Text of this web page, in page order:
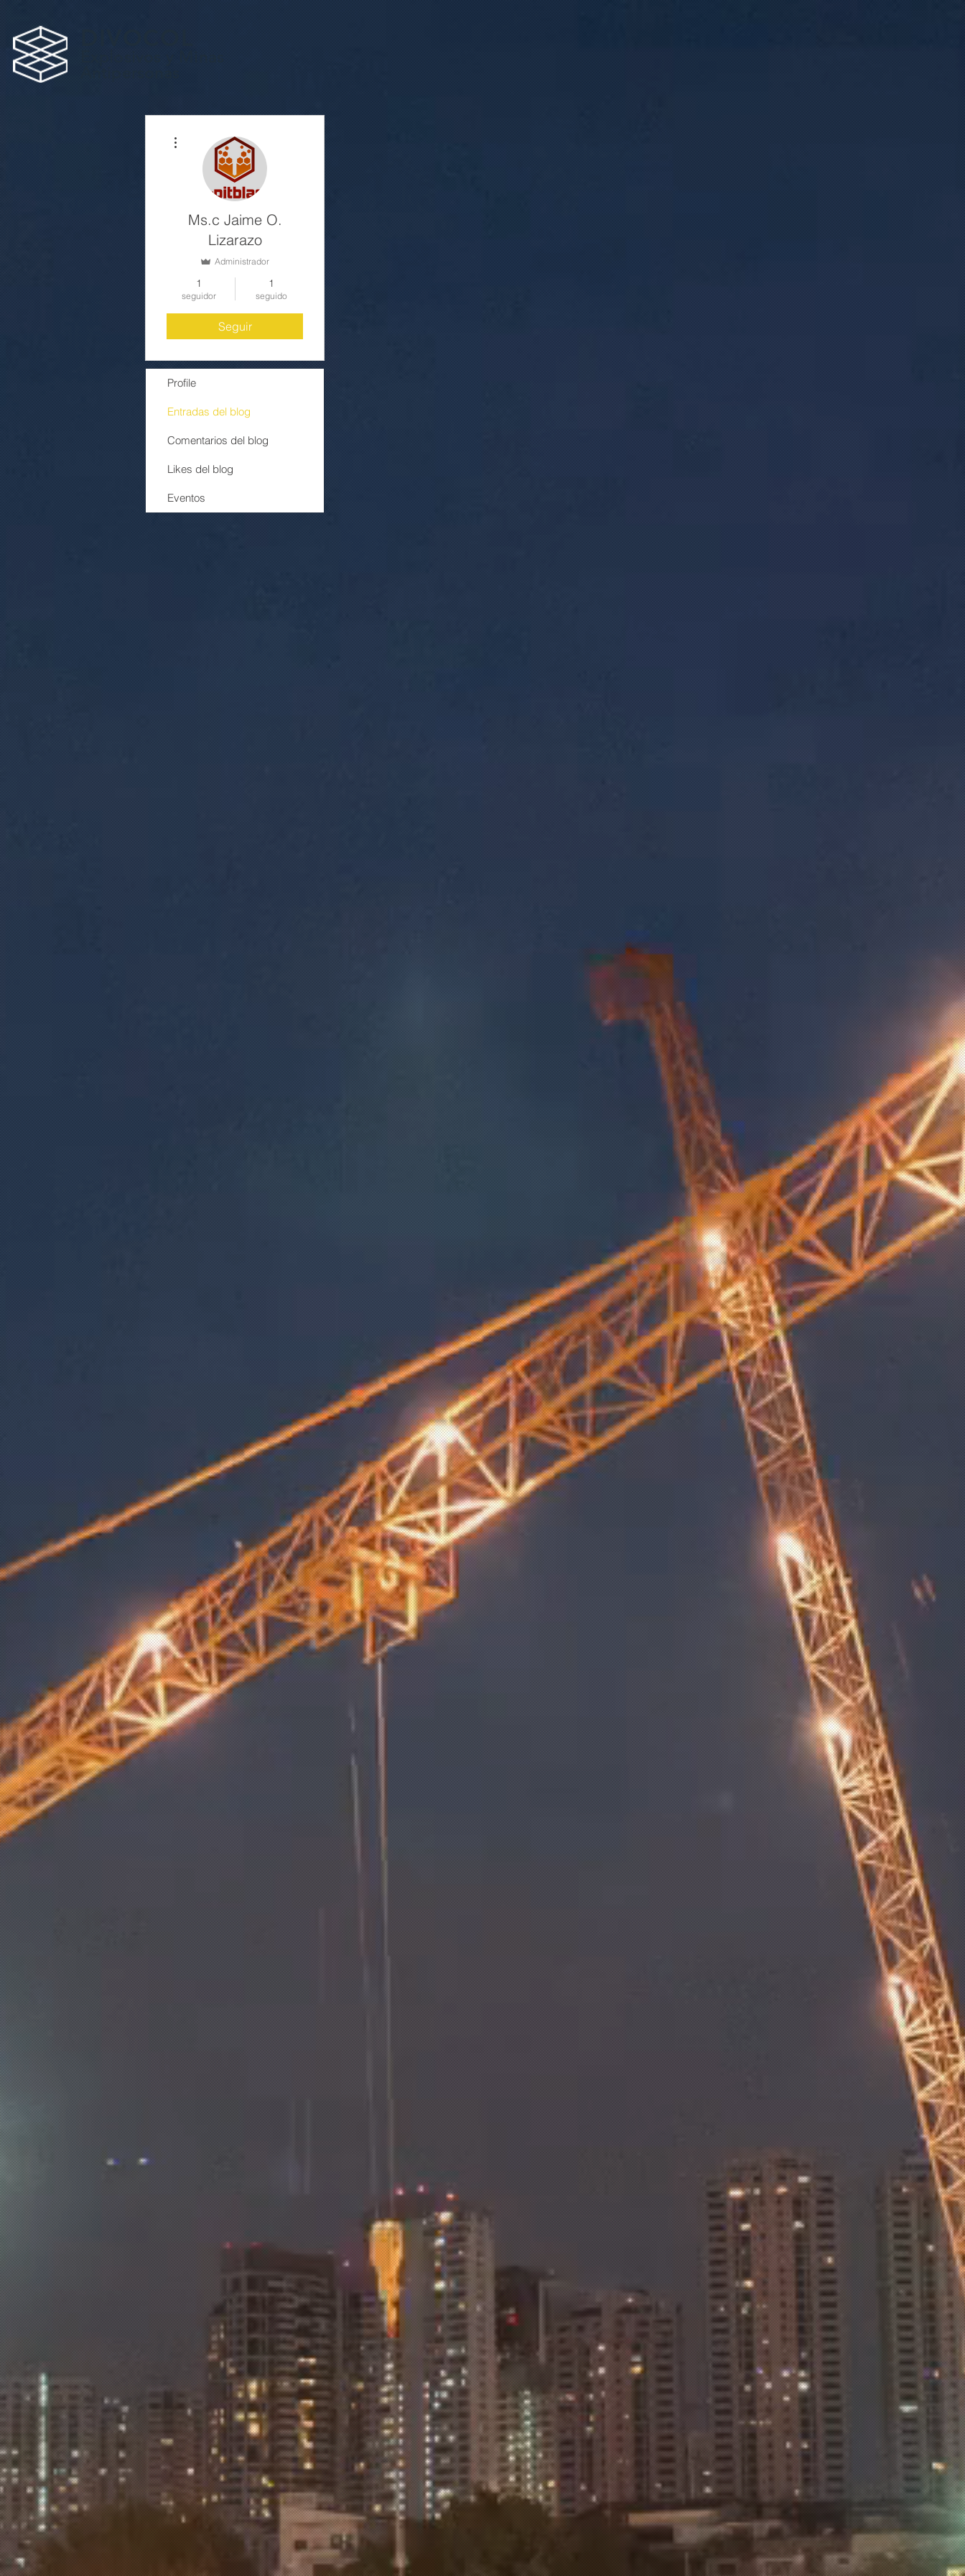
Ms.c Jaime O.
Lizarazo
Administrador
1
seguidor
1
seguido
Seguir
Profile
Entradas del blog
Comentarios del blog
Likes del blog
Eventos